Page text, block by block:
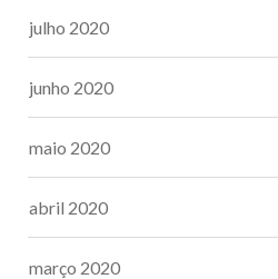
julho 2020
junho 2020
maio 2020
abril 2020
março 2020